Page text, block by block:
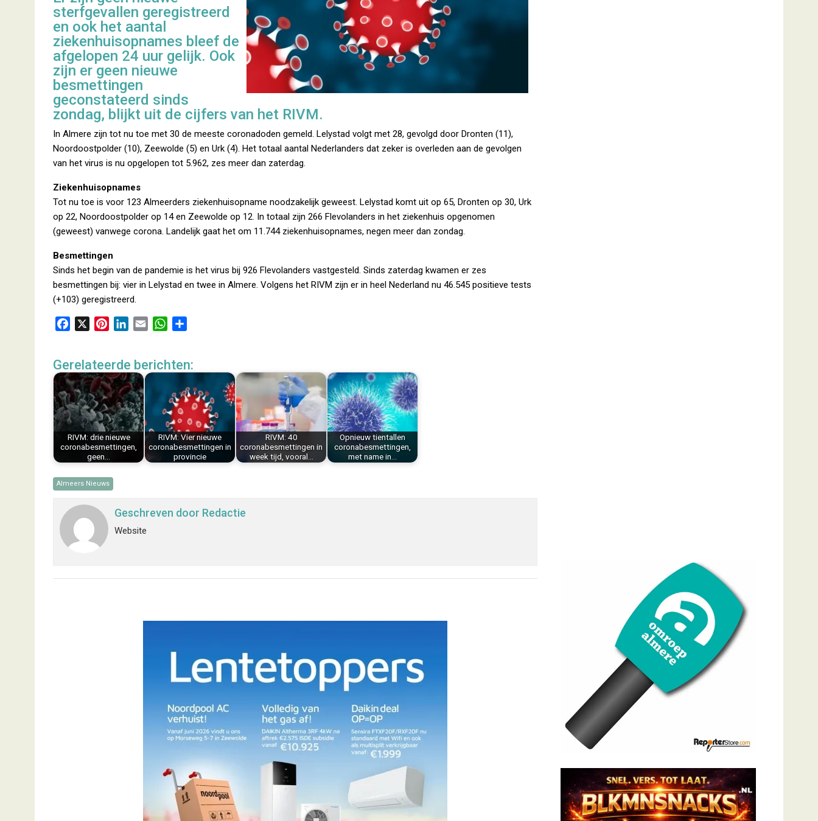
sterfgevallen geregistreerd
en ook het aantal
ziekenhuisopnames bleef de
afgelopen 24 uur gelijk. Ook
zijn er geen nieuwe
besmettingen
geconstateerd sinds
zondag, blijkt uit de cijfers van het RIVM.
In Almere zijn tot nu toe met 30 de meeste coronadoden gemeld. Lelystad volgt met 28, gevolgd door Dronten (11),
Noordoostpolder (10), Zeewolde (5) en Urk (4). Het totaal aantal Nederlanders dat zeker is overleden aan de gevolgen
van het virus is nu opgelopen tot 5.962, zes meer dan zaterdag.
Ziekenhuisopnames
Tot nu toe is voor 123 Almeerders ziekenhuisopname noodzakelijk geweest. Lelystad komt uit op 65, Dronten op 30, Urk
op 22, Noordoostpolder op 14 en Zeewolde op 12. In totaal zijn 266 Flevolanders in het ziekenhuis opgenomen
(geweest) vanwege corona. Landelijk gaat het om 11.744 ziekenhuisopnames, negen meer dan zondag.
Besmettingen
Sinds het begin van de pandemie is het virus bij 926 Flevolanders vastgesteld. Sinds zaterdag kwamen er zes
besmettingen bij: vier in Lelystad en twee in Almere. Volgens het RIVM zijn er in heel Nederland nu 46.545 positieve tests
(+103) geregistreerd.
e
b
o
o
k
t
e
r
e
s
t
k
e
d
I
n
i
W
t
A
p
p
e
Gerelateerde berichten:
RIVM: drie nieuwe
coronabesmettingen,
geen…
RIVM: Vier nieuwe
coronabesmettingen in
provincie
RIVM: 40
coronabesmettingen in
week tijd, vooral…
Opnieuw tientallen
coronabesmettingen,
met name in…
Almeers Nieuws
Geschreven door Redactie
Website